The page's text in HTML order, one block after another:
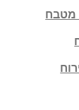
מטבח